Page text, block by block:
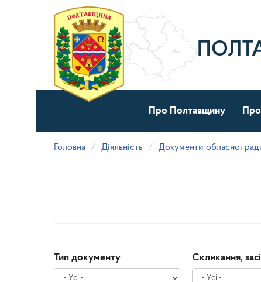
матеріалу
Про Полтавщину
Головна Діяльність Документи обласної
Тип документу Скликання,